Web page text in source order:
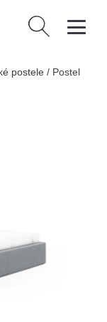
Vyhledávání
postele / Postel